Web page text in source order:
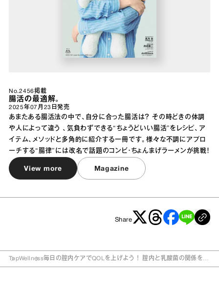
No.2456掲載
腸活の最適解。
2025年07月23日 発売
あまたある腸活法の中で、自分に合った腸活は？ その時どきの体調
や人によって違う 、気負わずできる“ちょうどいい腸活”をレシピ、ア
イテム、メソッドと多角的に紹介する一冊です。様々な不調にアプロ
ーチする“腸律”には改名で話題のコンビ・ちょんまげラーメンが挑戦！
View more Magazine
Share
TopWellness毎日の腟内ケアでQOLを上げよう！ 腟内と乳酸菌の関係を徹